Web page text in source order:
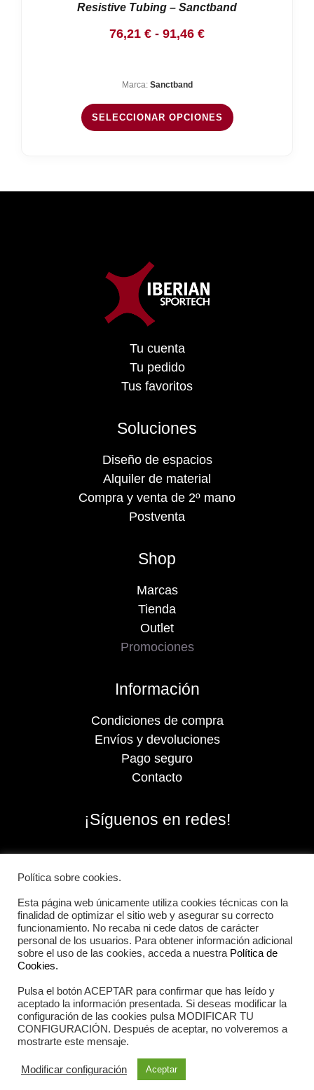
Resistive Tubing – Sanctband
76,21 € - 91,46 €Rango
76,21 €
hasta
Marca: Sanctband
SELECCIONAR OPCIONES
Tu cuenta
Tu pedido
Tus favoritos
Soluciones
Diseño de espacios
Alquiler de material
Compra y venta de 2º mano
Postventa
Shop
Marcas
Tienda
Outlet
Promociones
Información
Condiciones de compra
Envíos y devoluciones
Pago seguro
Contacto
¡Síguenos en redes!
2026 Iberian Sportech © Todos los derechos
reservados.
Política sobre cookies.
Esta página web únicamente utiliza cookies técnicas con la
finalidad de optimizar el sitio web y asegurar su correcto
funcionamiento. No recaba ni cede datos de carácter
personal de los usuarios. Para obtener información adicional
sobre el uso de las cookies, acceda a nuestra Política de
Cookies.
Pulsa el botón ACEPTAR para confirmar que has leído y
aceptado la información presentada. Si deseas modificar la
configuración de las cookies pulsa MODIFICAR TU
CONFIGURACIÓN. Después de aceptar, no volveremos a
mostrarte este mensaje.
Modificar configuración Aceptar